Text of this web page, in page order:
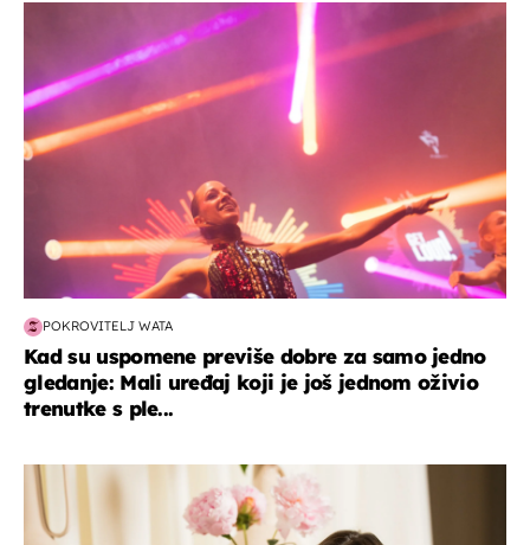
POKROVITELJ WATA
Kad su uspomene previše dobre za samo jedno
gledanje: Mali uređaj koji je još jednom oživio
trenutke s ple...
moda & ljepota